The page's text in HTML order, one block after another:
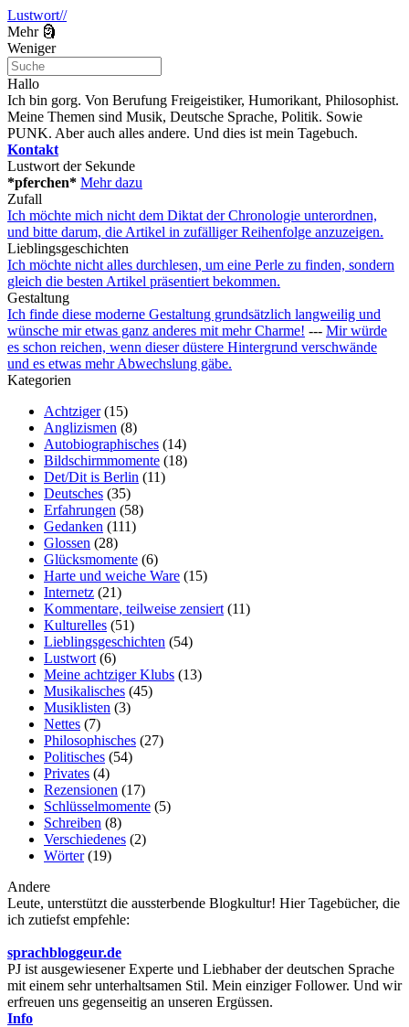
Lustwort//
Mehr 🗿
Weniger
Hallo
Ich bin gorg. Von Berufung Freigeistiker, Humorikant, Philosophist.
Meine Themen sind Musik, Deutsche Sprache, Politik. Sowie
PUNK. Aber auch alles andere. Und dies ist mein Tagebuch.
Kontakt
Lustwort der Sekunde
*pferchen* Mehr dazu
Zufall
Ich möchte mich nicht dem Diktat der Chronologie unterordnen,
und bitte darum, die Artikel in zufälliger Reihenfolge anzuzeigen.
Lieblingsgeschichten
Ich möchte nicht alles durchlesen, um eine Perle zu finden, sondern
gleich die besten Artikel präsentiert bekommen.
Gestaltung
Ich finde diese moderne Gestaltung grundsätzlich langweilig und
wünsche mir etwas ganz anderes mit mehr Charme! --- Mir würde
es schon reichen, wenn dieser düstere Hintergrund verschwände
und es etwas mehr Abwechslung gäbe.
Kategorien
Achtziger(15)
Anglizismen (8)
Autobiographisches (14)
Bildschirmmomente (18)
Det/Dit is Berlin (11)
Deutsches (35)
Erfahrungen (58)
Gedanken (111)
Glossen (28)
Glücksmomente (6)
Harte und weiche Ware (15)
Internetz (21)
Kommentare, teilweise zensiert (11)
Kulturelles (51)
Lieblingsgeschichten (54)
Lustwort (6)
Meine achtziger Klubs (13)
Musikalisches (45)
Musiklisten (3)
Nettes (7)
Philosophisches (27)
Politisches (54)
Privates (4)
Rezensionen (17)
Schlüsselmomente (5)
Schreiben (8)
Verschiedenes (2)
Wörter(19)
Andere
Leute, unterstützt die aussterbende Blogkultur! Hier Tagebücher, die
ich zutiefst empfehle:
sprachbloggeur.de
PJ ist ausgewiesener Experte und Liebhaber der deutschen Sprache
mit einem sehr unterhaltsamen Stil. Mein einziger Follower. Und wir
erfreuen uns gegenseitig an unseren Ergüssen.
Info